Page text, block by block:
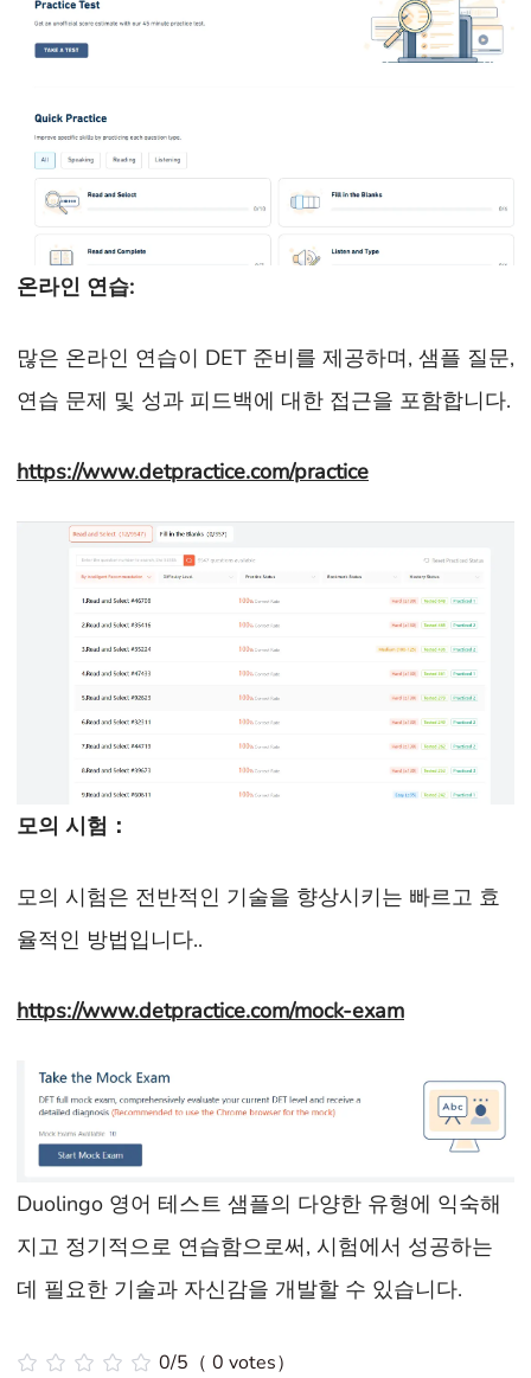
온라인 연습:
많은 온라인 연습이 DET 준비를 제공하며, 샘플 질문,
연습 문제 및 성과 피드백에 대한 접근을 포함합니다.
https://www.detpractice.com/practice
모의 시험：
모의 시험은 전반적인 기술을 향상시키는 빠르고 효
율적인 방법입니다..
https://www.detpractice.com/mock-exam
Duolingo 영어 테스트 샘플의 다양한 유형에 익숙해
지고 정기적으로 연습함으로써, 시험에서 성공하는
데 필요한 기술과 자신감을 개발할 수 있습니다.
0/5（ 0 votes）